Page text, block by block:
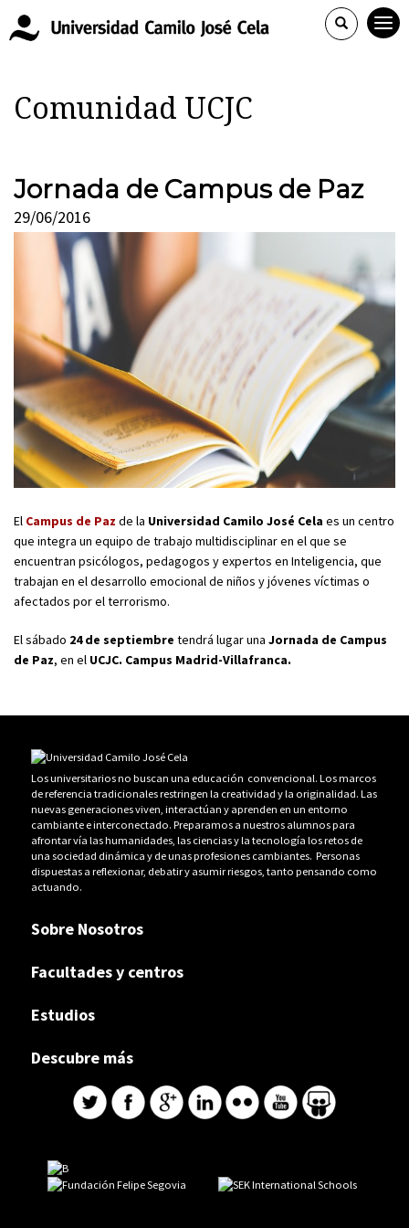
Comunidad UCJC
Jornada de Campus de Paz
29/06/2016
El Campus de Paz de la Universidad Camilo José Cela es un centro
que integra un equipo de trabajo multidisciplinar en el que se
encuentran psicólogos, pedagogos y expertos en Inteligencia, que
trabajan en el desarrollo emocional de niños y jóvenes víctimas o
afectados por el terrorismo.
El sábado 24 de septiembre tendrá lugar una Jornada de Campus
de Paz, en el UCJC. Campus Madrid-Villafranca.
Los universitarios no buscan una educación convencional. Los marcos
de referencia tradicionales restringen la creatividad y la originalidad. Las
nuevas generaciones viven, interactúan y aprenden en un entorno
cambiante e interconectado. Preparamos a nuestros alumnos para
afrontar vía las humanidades, las ciencias y la tecnología los retos de
una sociedad dinámica y de unas profesiones cambiantes. Personas
dispuestas a reflexionar, debatir y asumir riesgos, tanto pensando como
actuando.
Sobre Nosotros
Facultades y centros
Estudios
Descubre más